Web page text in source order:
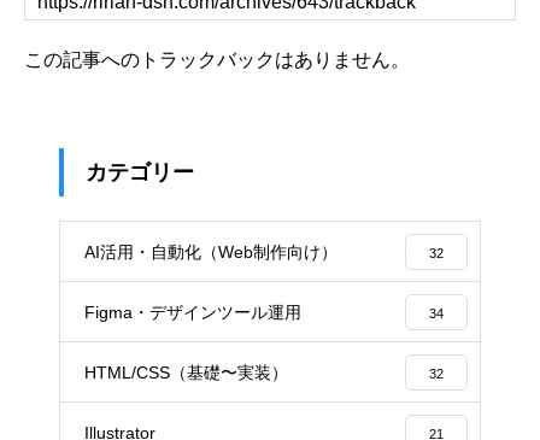
この記事へのトラックバックはありません。
カテゴリー
AI活用・自動化（Web制作向け） 32
Figma・デザインツール運用 34
HTML/CSS（基礎〜実装） 32
Illustrator 21